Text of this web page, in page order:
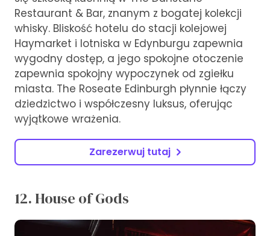
Restaurant & Bar, znanym z bogatej kolekcji
whisky. Bliskość hotelu do stacji kolejowej
Haymarket i lotniska w Edynburgu zapewnia
wygodny dostęp, a jego spokojne otoczenie
zapewnia spokojny wypoczynek od zgiełku
miasta. The Roseate Edinburgh płynnie łączy
dziedzictwo i współczesny luksus, oferując
wyjątkowe wrażenia.
Zarezerwuj tutaj
12. House of Gods